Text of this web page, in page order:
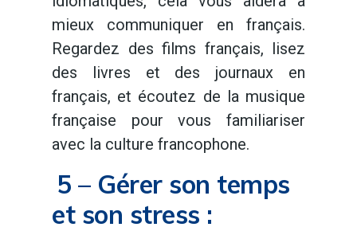
mieux communiquer en français.
Regardez des films français, lisez
des livres et des journaux en
français, et écoutez de la musique
française pour vous familiariser
avec la culture francophone.
5 – Gérer son temps
et son stress :